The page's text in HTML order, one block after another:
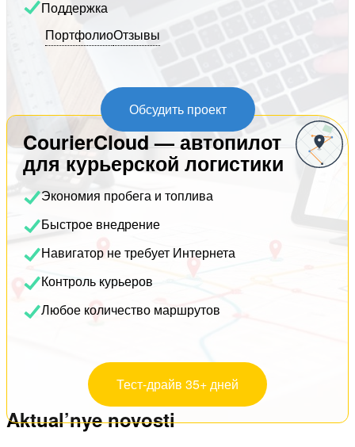
Поддержка
ПортфолиоОтзывы
Обсудить проект
CourierCloud — автопилот
для курьерской логистики
Экономия пробега и топлива
Быстрое внедрение
Навигатор не требует Интернета
Контроль курьеров
Любое количество маршрутов
Тест-драйв 35+ дней
Aktual’nye novosti